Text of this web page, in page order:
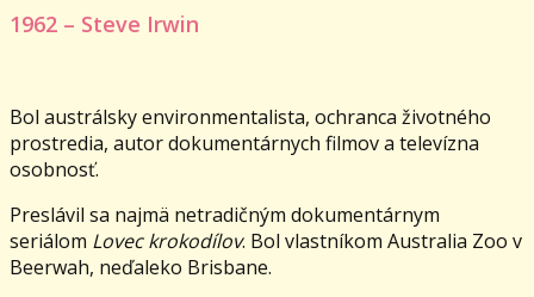
1962 – Steve Irwin
Bol austrálsky environmentalista, ochranca životného
prostredia, autor dokumentárnych filmov a televízna
osobnosť.
Preslávil sa najmä netradičným dokumentárnym
seriálom Lovec krokodílov. Bol vlastníkom Australia Zoo v
Beerwah, neďaleko Brisbane.